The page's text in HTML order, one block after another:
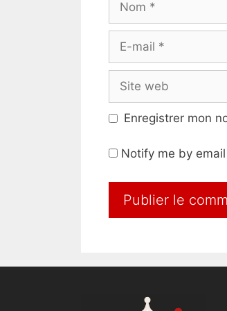
Site
web
Enregistrer mon
Notify me by